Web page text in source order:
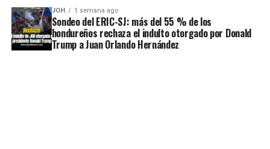
JOH 1 semana ago
Sondeo del ERIC-SJ: más del 55 % de los
hondureños rechaza el indulto otorgado por Donald
Trump a Juan Orlando Hernández